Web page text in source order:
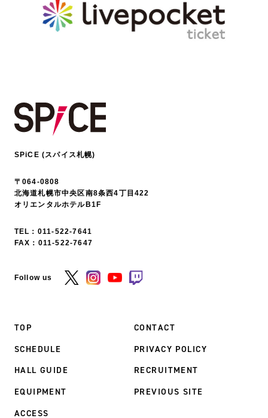
SPiCE (スパイス札幌)
〒064-0808
北海道札幌市中央区南8条西4丁目422
オリエンタルホテルB1F
TEL： 011-522-7641
FAX：011-522-7647
Follow us
TOP
SCHEDULE
HALL GUIDE
EQUIPMENT
ACCESS
CONTACT
PRIVACY POLICY
RECRUITMENT
PREVIOUS SITE